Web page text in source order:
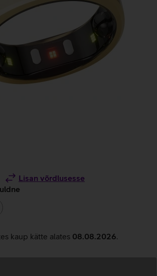
Lisan võrdlusesse
kaup kätte alates 08.08.2026